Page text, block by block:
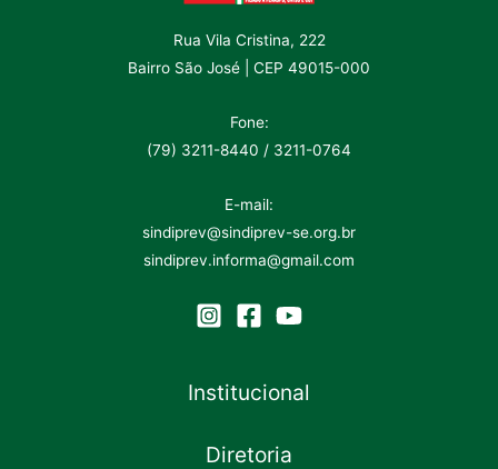
Rua Vila Cristina, 222
Bairro São José | CEP 49015-000
Fone:
(79) 3211-8440 / 3211-0764
E-mail:
sindiprev@sindiprev-se.org.br
sindiprev.informa@gmail.com
Institucional
Diretoria